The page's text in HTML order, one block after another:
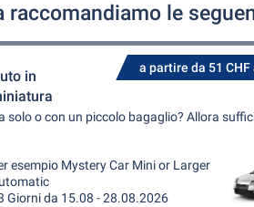
raccomandiamo le
a partire da 51
in
solo o con un piccolo bagaglio? Allora
esempio Mystery Car Mini or Larger
Giorni da 15.08 - 28.08.2026